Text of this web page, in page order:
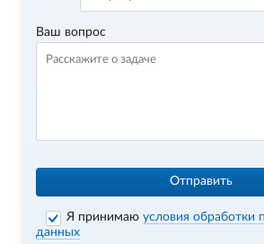
Ваш вопрос
Отправить
Я принимаюусловия обработки
данных